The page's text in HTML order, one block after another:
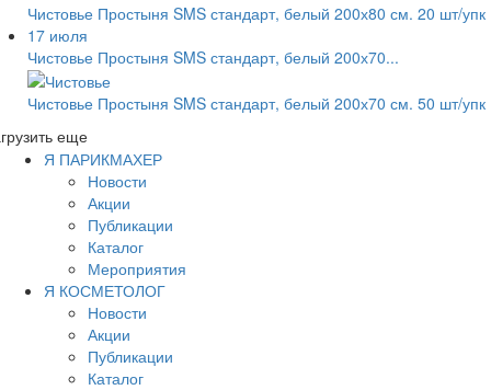
Чистовье Простыня SMS стандарт, белый 200х80 см. 20 шт/упк
17 июля
Чистовье Простыня SMS стандарт, белый 200х70...
Чистовье Простыня SMS стандарт, белый 200х70 см. 50 шт/упк
еще
Я ПАРИКМАХЕР
Новости
Акции
Публикации
Каталог
Мероприятия
Я КОСМЕТОЛОГ
Новости
Акции
Публикации
Каталог